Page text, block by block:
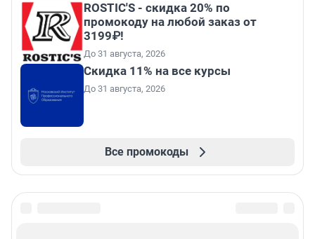
ROSTIC'S - скидка 20% по
промокоду на любой заказ от
3199₽!
До 31 августа, 2026
Скидка 11% на все курсы
До 31 августа, 2026
Все промокоды